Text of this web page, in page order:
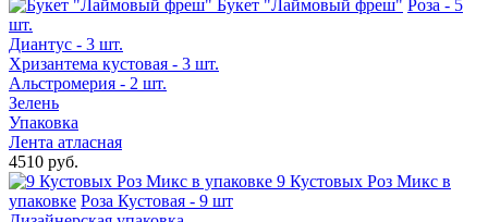
Букет "Лаймовый фреш" Роза - 5
шт.
Диантус - 3 шт.
Хризантема кустовая - 3 шт.
Альстромерия - 2 шт.
Зелень
Упаковка
Лента атласная
4510 руб.
9 Кустовых Роз Микс в
упаковке Роза Кустовая - 9 шт